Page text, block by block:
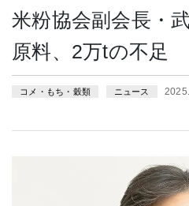
米粉協会副会長・
原料、2万tの不足
コメ・もち・穀類 ニュース